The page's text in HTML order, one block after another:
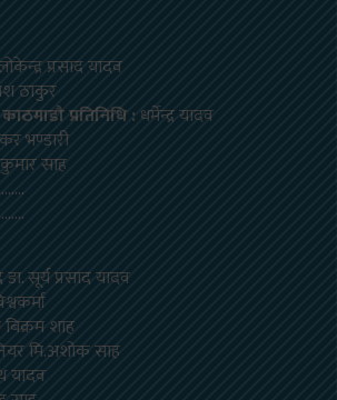
प्रसाद यादव
ठाकुर
प्रतिनिधि : धर्मेन्द्र यादव
भण्डारी
साह
डा. सूर्य प्रसाद यादव
शाह
मि.अशोक साह
यादव